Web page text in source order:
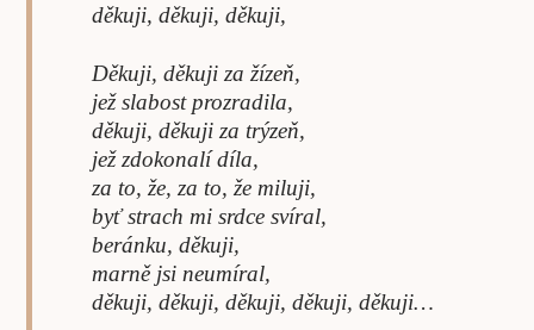
děkuji, děkuji, děkuji,
Děkuji, děkuji za žízeň,
jež slabost prozradila,
děkuji, děkuji za trýzeň,
jež zdokonalí díla,
za to, že, za to, že miluji,
byť strach mi srdce svíral,
beránku, děkuji,
marně jsi neumíral,
děkuji, děkuji, děkuji, děkuji, děkuji…